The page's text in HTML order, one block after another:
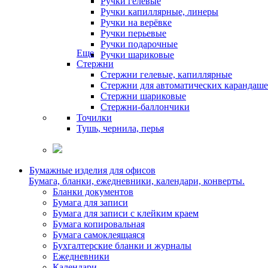
Ручки капиллярные, линеры
Ручки на верёвке
Ручки перьевые
Ручки подарочные
Ручки шариковые
Еще
Стержни
Стержни гелевые, капиллярные
Стержни для автоматических
Стержни шариковые
Стержни-баллончики
Точилки
Тушь, чернила, перья
Бумажные изделия для офисов
Бумага, бланки, ежедневники, календари, конверты.
Бланки документов
Бумага для записи
Бумага для записи с клейким краем
Бумага копировальная
Бумага самоклеящаяся
Бухгалтерские бланки и журналы
Ежедневники